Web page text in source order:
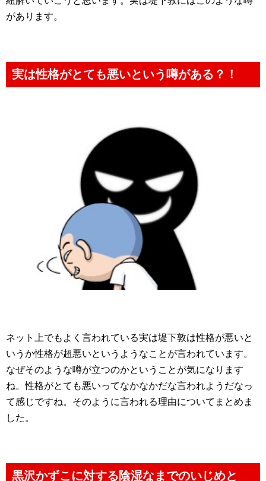
があります。
実は性格がとても悪いという噂がある？！
ネット上でもよく言われている実は堤下敦は性格が悪いと
いうか性格が超悪いというようなことが言われています。
なぜそのような噂が立つのかということが気になります
ね。性格がとても悪いってなかなかだな言われようだなっ
て感じですね。そのように言われる理由についてまとめま
した。
黒沢かずこに対する陰湿なまでのいじめと